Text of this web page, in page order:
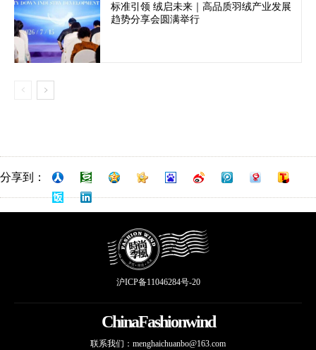
标准引领 绒启未来｜高品质羽绒产业发展
趋势分享会圆满举行
分享到：
沪ICP备11046284号-20
ChinaFashionwind
联系我们： menghaichuanbo@163.com